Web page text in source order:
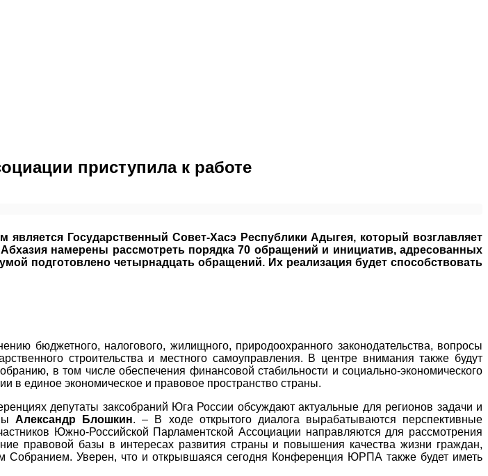
приступила к работе
Государственный Совет-Хасэ Республики Адыгея, который возглавляет
намерены рассмотреть порядка 70 обращений и инициатив, адресованных
подготовлено четырнадцать обращений. Их реализация будет способствовать
бюджетного, налогового, жилищного, природоохранного законодательства, вопросы
строительства и местного самоуправления. В центре внимания также будут
в том числе обеспечения финансовой стабильности и социально-экономического
в единое экономическое и правовое пространство страны.
депутаты заксобраний Юга России обсуждают актуальные для регионов задачи и
Александр Блошкин. – В ходе открытого диалога вырабатываются перспективные
Южно-Российской Парламентской Ассоциации направляются для рассмотрения
правовой базы в интересах развития страны и повышения качества жизни граждан,
Уверен, что и открывшаяся сегодня Конференция ЮРПА также будет иметь